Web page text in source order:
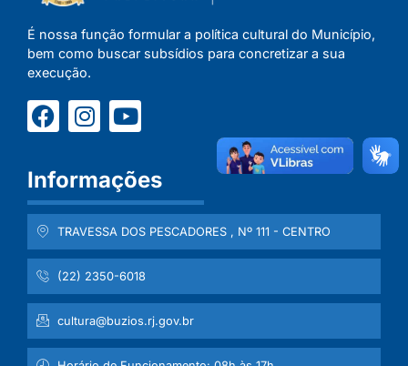
É nossa função formular a política cultural do Município,
bem como buscar subsídios para concretizar a sua
execução.
Informações
TRAVESSA DOS PESCADORES , Nº 111 - CENTRO
(22) 2350-6018
cultura@buzios.rj.gov.br